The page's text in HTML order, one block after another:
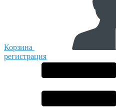
Корзина
регистрация